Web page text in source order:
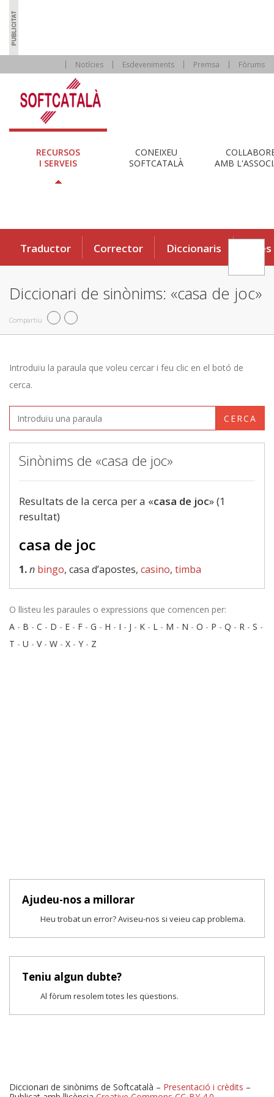
Notícies Esdeveniments Premsa Fòrums
RECURSOS
I SERVEIS
CONEIXEU
SOFTCATALÀ
AMB
Traductor Corrector Diccionaris Eines
Diccionari de sinònims: «casa de joc»
Compartiu
Introduïu la paraula que voleu cercar i feu clic en el botó de
cerca.
CERCA
Sinònims de «casa de joc»
Resultats de la cerca per a «casa de joc» (1
resultat)
casa de joc
1.n bingo, casa d’apostes, casino, timba
O llisteu les paraules o expressions que comencen per:
A - B - C - D - E - F - G - H - I - J - K - L - M - N - O - P - Q - R - S -
T - U - V- W - X - Y - Z
Ajudeu-nos a millorar
Heu trobat un error? Aviseu-nos si veieu cap problema.
Teniu algun dubte?
Al fòrum resolem totes les qüestions.
Diccionari de sinònims de Softcatalà – Presentació i crèdits –